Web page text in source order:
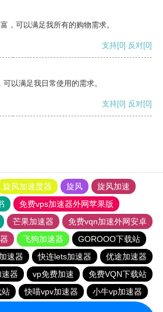
，可以满足我所有的购物需求。
支持[0] 反对[0]
以满足我日常使用的需求。
支持[0] 反对[0]
旋风加速度器 旋风
旋风加速
免费vps加速器外网苹果版
芒果加速器
免费vqn加速外网安卓
飞狗加速器
GOROOO下载站
速器 快连lets加速器
优途加速器
器 vp免费加速
免费VQN下载站
站 快喵vpv加速器
小牛vp加速器